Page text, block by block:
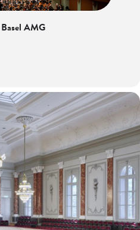
AMG